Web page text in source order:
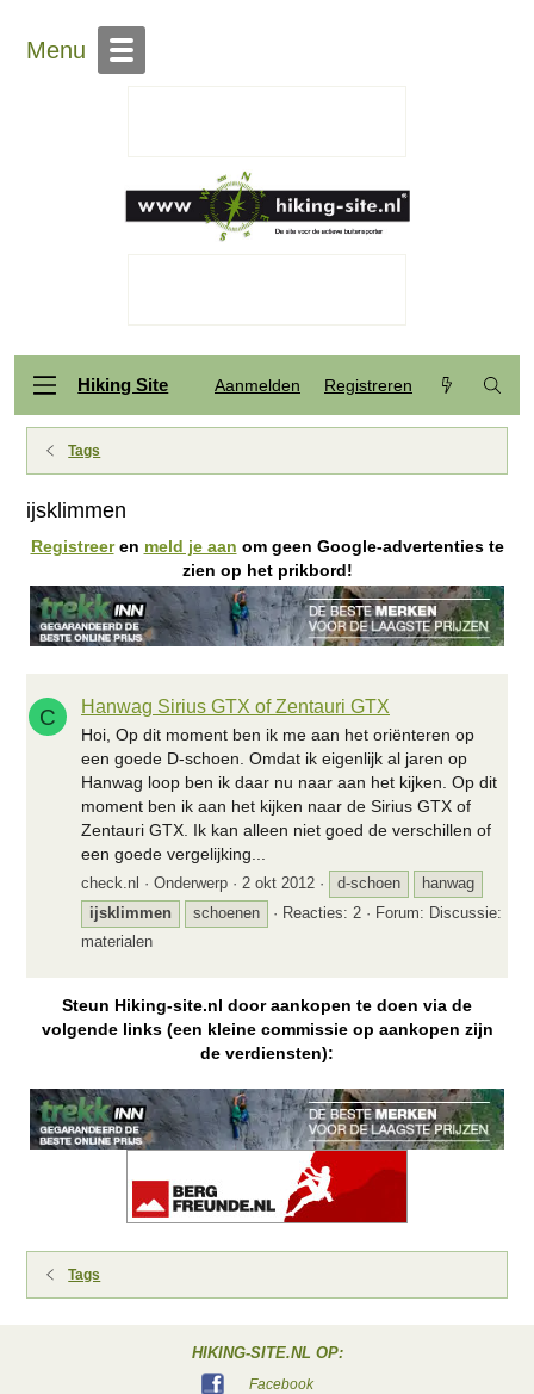
Menu
Hiking Site Aanmelden Registreren
Tags
ijsklimmen
Registreeren meld je aan om geen Google-advertenties te
zien op het prikbord!
C Hanwag Sirius GTX of Zentauri GTX
Hoi, Op dit moment ben ik me aan het oriënteren op
een goede D-schoen. Omdat ik eigenlijk al jaren op
Hanwag loop ben ik daar nu naar aan het kijken. Op dit
moment ben ik aan het kijken naar de Sirius GTX of
Zentauri GTX. Ik kan alleen niet goed de verschillen of
een goede vergelijking...
check.nl Onderwerp 2 okt 2012 d-schoen
hanwag
ijsklimmen
schoenen Reacties: 2 Forum: Discussie:
materialen
Steun Hiking-site.nl door aankopen te doen via de
volgende links (een kleine commissie op aankopen zijn
de verdiensten):
Tags
HIKING-SITE.NL OP:
Facebook